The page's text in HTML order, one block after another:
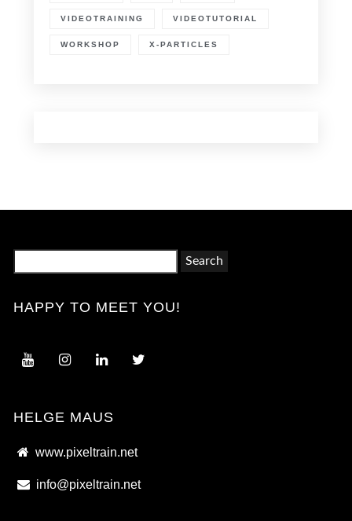
VIDEOTRAINING VIDEOTUTORIAL
WORKSHOP X-PARTICLES
HAPPY TO MEET YOU!
HELGE MAUS
www.pixeltrain.net
info@pixeltrain.net